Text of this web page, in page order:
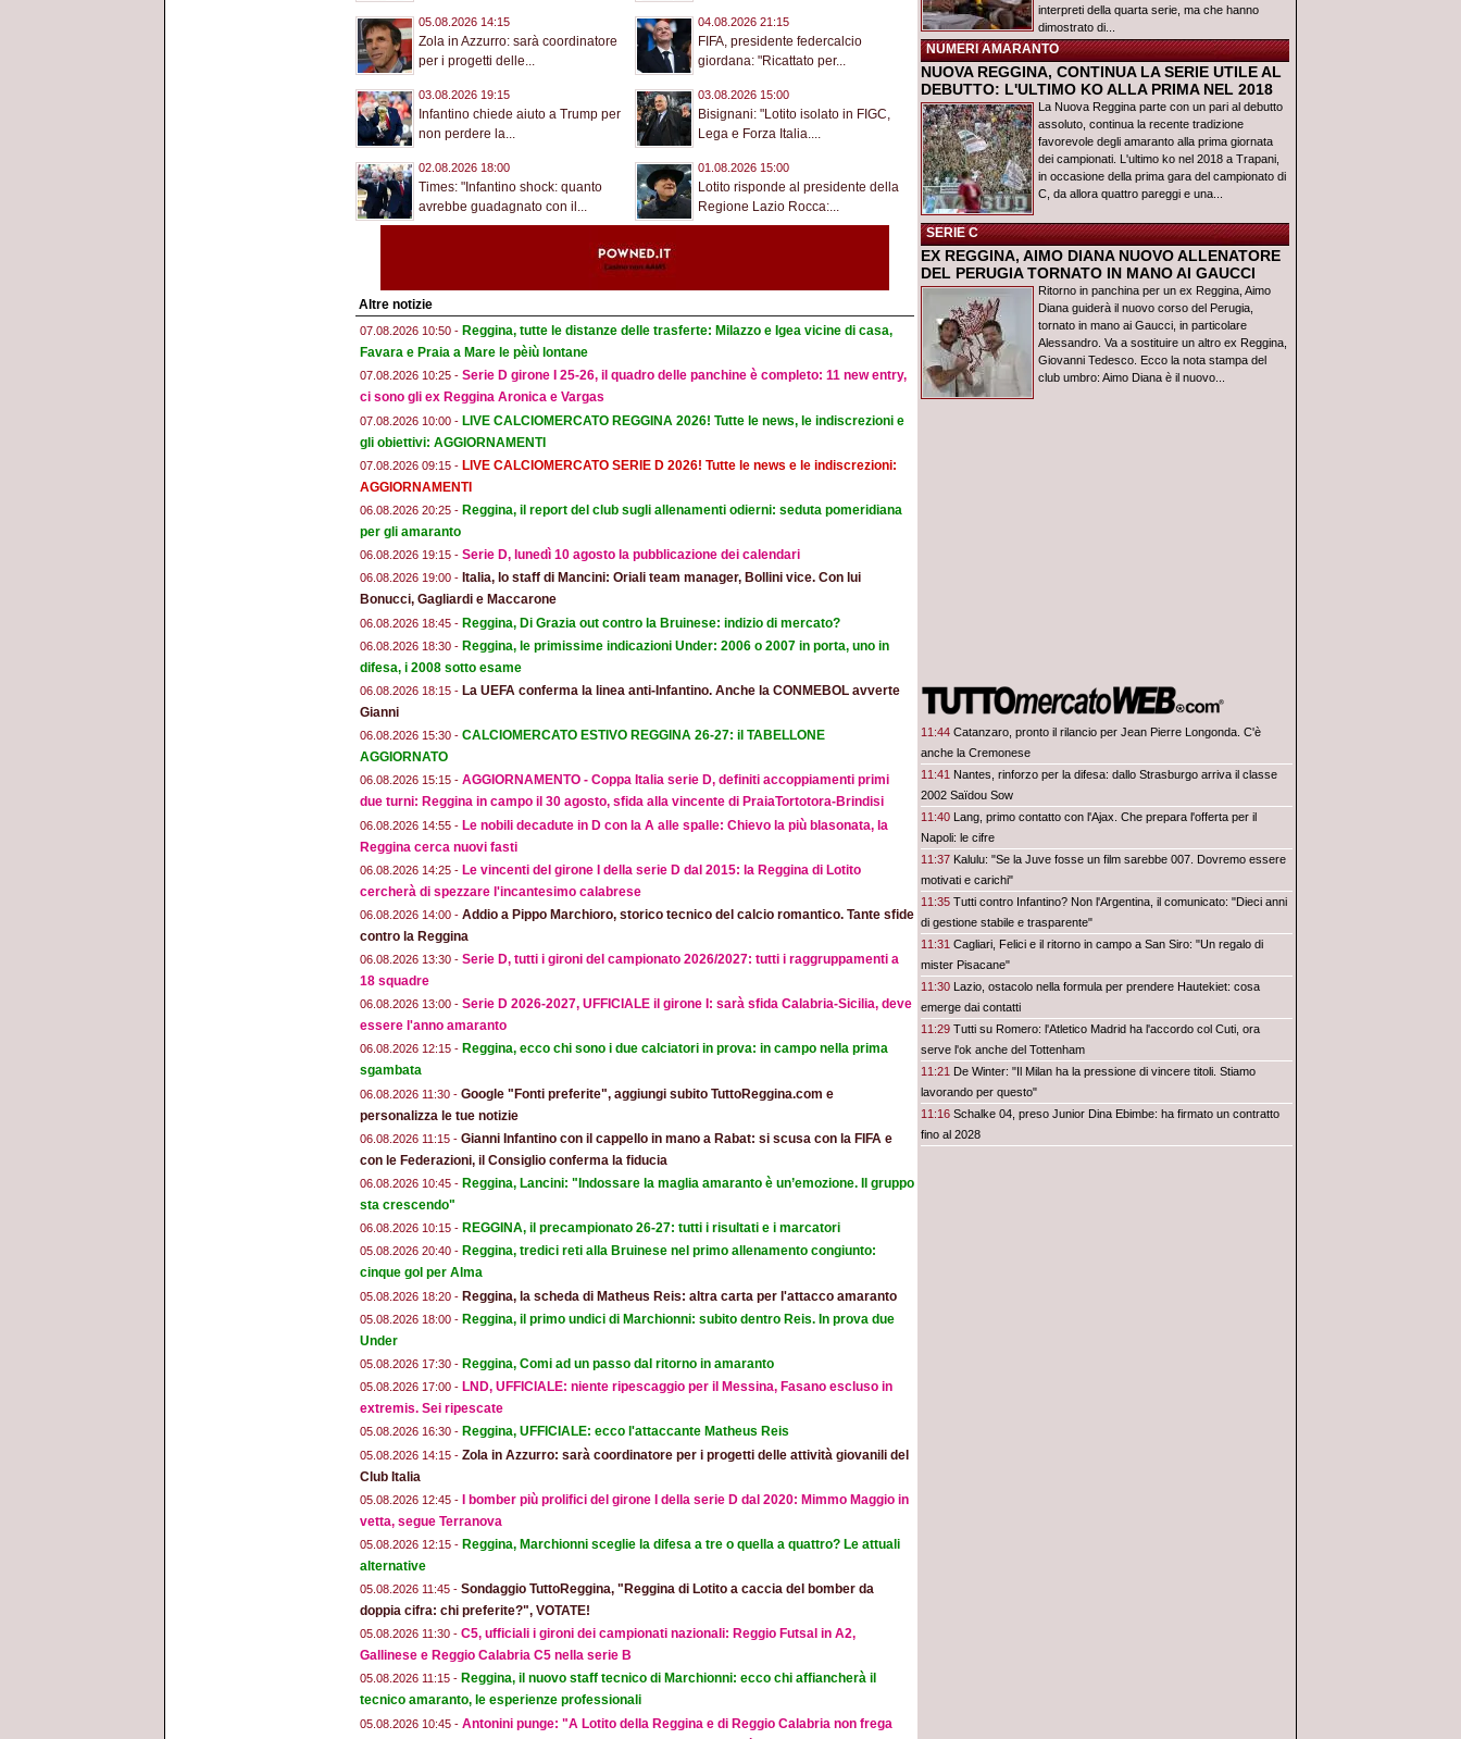
05.08.2026 14:15
Zola in Azzurro: sarà coordinatore
per i progetti delle...
04.08.2026 21:15
FIFA, presidente federcalcio
giordana: "Ricattato per...
03.08.2026 19:15
Infantino chiede aiuto a Trump per
non perdere la...
03.08.2026 15:00
Bisignani: "Lotito isolato in FIGC,
Lega e Forza Italia....
02.08.2026 18:00
Times: "Infantino shock: quanto
avrebbe guadagnato con il...
01.08.2026 15:00
Lotito risponde al presidente della
Regione Lazio Rocca:...
Altre notizie
07.08.2026 10:50 - Reggina, tutte le distanze delle trasferte: Milazzo e Igea vicine di casa,
Favara e Praia a Mare le pèiù lontane
07.08.2026 10:25 - Serie D girone I 25-26, il quadro delle panchine è completo: 11 new entry,
ci sono gli ex Reggina Aronica e Vargas
07.08.2026 10:00 - LIVE CALCIOMERCATO REGGINA 2026! Tutte le news, le indiscrezioni e
gli obiettivi: AGGIORNAMENTI
07.08.2026 09:15 - LIVE CALCIOMERCATO SERIE D 2026! Tutte le news e le indiscrezioni:
AGGIORNAMENTI
06.08.2026 20:25 - Reggina, il report del club sugli allenamenti odierni: seduta pomeridiana
per gli amaranto
06.08.2026 19:15 - Serie D, lunedì 10 agosto la pubblicazione dei calendari
06.08.2026 19:00 - Italia, lo staff di Mancini: Oriali team manager, Bollini vice. Con lui
Bonucci, Gagliardi e Maccarone
06.08.2026 18:45 - Reggina, Di Grazia out contro la Bruinese: indizio di mercato?
06.08.2026 18:30 - Reggina, le primissime indicazioni Under: 2006 o 2007 in porta, uno in
difesa, i 2008 sotto esame
06.08.2026 18:15 - La UEFA conferma la linea anti-Infantino. Anche la CONMEBOL avverte
Gianni
06.08.2026 15:30 - CALCIOMERCATO ESTIVO REGGINA 26-27: il TABELLONE
AGGIORNATO
06.08.2026 15:15 - AGGIORNAMENTO - Coppa Italia serie D, definiti accoppiamenti primi
due turni: Reggina in campo il 30 agosto, sfida alla vincente di PraiaTortotora-Brindisi
06.08.2026 14:55 - Le nobili decadute in D con la A alle spalle: Chievo la più blasonata, la
Reggina cerca nuovi fasti
06.08.2026 14:25 - Le vincenti del girone I della serie D dal 2015: la Reggina di Lotito
cercherà di spezzare l'incantesimo calabrese
06.08.2026 14:00 - Addio a Pippo Marchioro, storico tecnico del calcio romantico. Tante sfide
contro la Reggina
06.08.2026 13:30 - Serie D, tutti i gironi del campionato 2026/2027: tutti i raggruppamenti a
18 squadre
06.08.2026 13:00 - Serie D 2026-2027, UFFICIALE il girone I: sarà sfida Calabria-Sicilia, deve
essere l'anno amaranto
06.08.2026 12:15 - Reggina, ecco chi sono i due calciatori in prova: in campo nella prima
sgambata
06.08.2026 11:30 - Google "Fonti preferite", aggiungi subito TuttoReggina.com e
personalizza le tue notizie
06.08.2026 11:15 - Gianni Infantino con il cappello in mano a Rabat: si scusa con la FIFA e
con le Federazioni, il Consiglio conferma la fiducia
06.08.2026 10:45 - Reggina, Lancini: "Indossare la maglia amaranto è un’emozione. Il gruppo
sta crescendo"
06.08.2026 10:15 - REGGINA, il precampionato 26-27: tutti i risultati e i marcatori
05.08.2026 20:40 - Reggina, tredici reti alla Bruinese nel primo allenamento congiunto:
cinque gol per Alma
05.08.2026 18:20 - Reggina, la scheda di Matheus Reis: altra carta per l'attacco amaranto
05.08.2026 18:00 - Reggina, il primo undici di Marchionni: subito dentro Reis. In prova due
Under
05.08.2026 17:30 - Reggina, Comi ad un passo dal ritorno in amaranto
05.08.2026 17:00 - LND, UFFICIALE: niente ripescaggio per il Messina, Fasano escluso in
extremis. Sei ripescate
05.08.2026 16:30 - Reggina, UFFICIALE: ecco l'attaccante Matheus Reis
05.08.2026 14:15 - Zola in Azzurro: sarà coordinatore per i progetti delle attività giovanili del
Club Italia
05.08.2026 12:45 - I bomber più prolifici del girone I della serie D dal 2020: Mimmo Maggio in
vetta, segue Terranova
05.08.2026 12:15 - Reggina, Marchionni sceglie la difesa a tre o quella a quattro? Le attuali
alternative
05.08.2026 11:45 - Sondaggio TuttoReggina, "Reggina di Lotito a caccia del bomber da
doppia cifra: chi preferite?", VOTATE!
05.08.2026 11:30 - C5, ufficiali i gironi dei campionati nazionali: Reggio Futsal in A2,
Gallinese e Reggio Calabria C5 nella serie B
05.08.2026 11:15 - Reggina, il nuovo staff tecnico di Marchionni: ecco chi affiancherà il
tecnico amaranto, le esperienze professionali
05.08.2026 10:45 - Antonini punge: "A Lotito della Reggina e di Reggio Calabria non frega
interpreti della quarta serie, ma che hanno
dimostrato di...
NUMERI AMARANTO
NUOVA REGGINA, CONTINUA LA SERIE UTILE AL
DEBUTTO: L'ULTIMO KO ALLA PRIMA NEL 2018
La Nuova Reggina parte con un pari al debutto
assoluto, continua la recente tradizione
favorevole degli amaranto alla prima giornata
dei campionati. L'ultimo ko nel 2018 a Trapani,
in occasione della prima gara del campionato di
C, da allora quattro pareggi e una...
SERIE C
EX REGGINA, AIMO DIANA NUOVO ALLENATORE
DEL PERUGIA TORNATO IN MANO AI GAUCCI
Ritorno in panchina per un ex Reggina, Aimo
Diana guiderà il nuovo corso del Perugia,
tornato in mano ai Gaucci, in particolare
Alessandro. Va a sostituire un altro ex Reggina,
Giovanni Tedesco. Ecco la nota stampa del
club umbro: Aimo Diana è il nuovo...
11:44 Catanzaro, pronto il rilancio per Jean Pierre Longonda. C'è
anche la Cremonese
11:41 Nantes, rinforzo per la difesa: dallo Strasburgo arriva il classe
2002 Saïdou Sow
11:40 Lang, primo contatto con l'Ajax. Che prepara l'offerta per il
Napoli: le cifre
11:37 Kalulu: "Se la Juve fosse un film sarebbe 007. Dovremo essere
motivati e carichi"
11:35 Tutti contro Infantino? Non l'Argentina, il comunicato: "Dieci anni
di gestione stabile e trasparente"
11:31 Cagliari, Felici e il ritorno in campo a San Siro: "Un regalo di
mister Pisacane"
11:30 Lazio, ostacolo nella formula per prendere Hautekiet: cosa
emerge dai contatti
11:29 Tutti su Romero: l'Atletico Madrid ha l'accordo col Cuti, ora
serve l'ok anche del Tottenham
11:21 De Winter: "Il Milan ha la pressione di vincere titoli. Stiamo
lavorando per questo"
11:16 Schalke 04, preso Junior Dina Ebimbe: ha firmato un contratto
fino al 2028